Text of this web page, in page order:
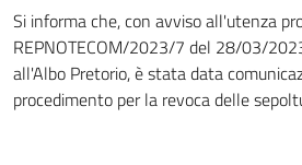
Dettagli della
Si informa che, con avviso all'utenza
REPNOTECOM/2023/7 del 28/03/
all'Albo Pretorio, è stata data
procedimento per la revoca delle